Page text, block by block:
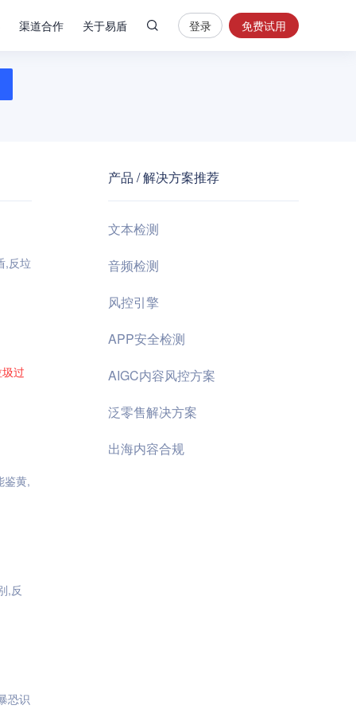
渠道合作 关于易盾
安
全
控
登录 免费试用
,反垃
过
鉴黄,
,反
恐识
产品 / 解决方案推荐
文本检测
音频检测
风控引擎
APP安全检测
AIGC内容风控方案
泛零售解决方案
出海内容合规